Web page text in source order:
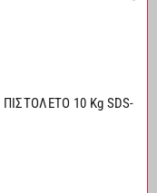
10 Kg SDS-